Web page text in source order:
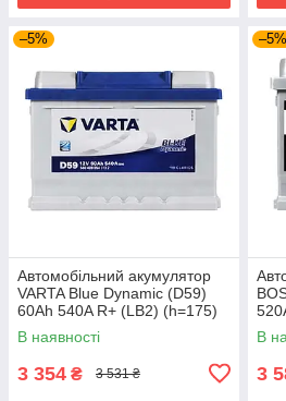
–5%
Автомобільний акумулятор
VARTA Blue Dynamic (D59)
60Ah 540A R+ (LB2) (h=175)
В наявності
3 354 ₴ 3 531 ₴
–5%
В
3